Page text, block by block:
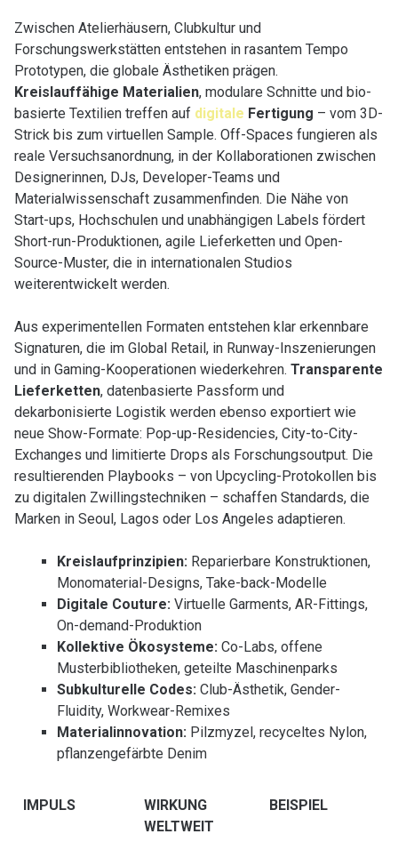
Zwischen Atelierhäusern, Clubkultur und
Forschungswerkstätten entstehen in rasantem Tempo
Prototypen, die globale Ästhetiken prägen.
Kreislauffähige Materialien, modulare Schnitte und bio-
basierte Textilien treffen auf digitale Fertigung – vom 3D-
Strick bis zum virtuellen Sample. Off-Spaces fungieren als
reale Versuchsanordnung, in der Kollaborationen zwischen
Designerinnen, DJs, Developer-Teams und
Materialwissenschaft zusammenfinden. Die Nähe von
Start-ups, Hochschulen und unabhängigen Labels fördert
Short-run-Produktionen, agile Lieferketten und Open-
Source-Muster, die in internationalen Studios
weiterentwickelt werden.
Aus experimentellen Formaten entstehen klar erkennbare
Signaturen, die im Global Retail, in Runway-Inszenierungen
und in Gaming-Kooperationen wiederkehren. Transparente
Lieferketten, datenbasierte Passform und
dekarbonisierte Logistik werden ebenso exportiert wie
neue Show-Formate: Pop-up-Residencies, City-to-City-
Exchanges und limitierte Drops als Forschungsoutput. Die
resultierenden Playbooks – von Upcycling-Protokollen bis
zu digitalen Zwillingstechniken – schaffen Standards, die
Marken in Seoul, Lagos oder Los Angeles adaptieren.
Kreislaufprinzipien:Reparierbare Konstruktionen,
Monomaterial-Designs, Take-back-Modelle
Digitale Couture:Virtuelle Garments, AR-Fittings,
On-demand-Produktion
Kollektive Ökosysteme:Co-Labs, offene
Musterbibliotheken, geteilte Maschinenparks
Subkulturelle Codes:Club-Ästhetik, Gender-
Fluidity, Workwear-Remixes
Materialinnovation:Pilzmyzel, recyceltes Nylon,
pflanzengefärbte Denim
IMPULS
WIRKUNG
WELTWEIT
BEISPIEL